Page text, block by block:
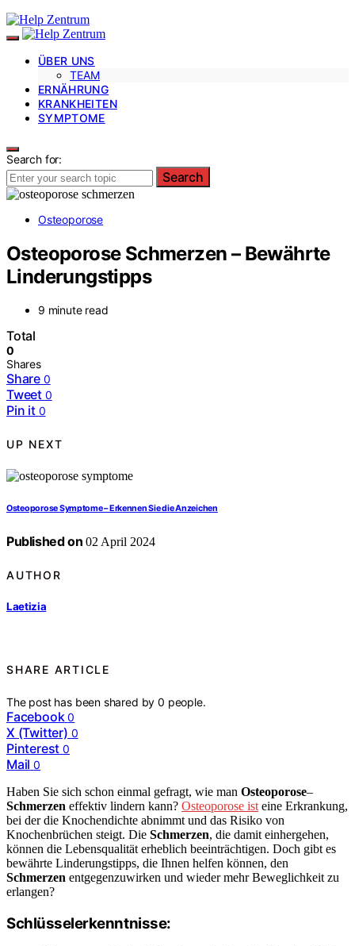
ÜBER UNS
TEAM
ERNÄHRUNG
KRANKHEITEN
SYMPTOME
Search for:
Search
Osteoporose
Osteoporose Schmerzen – Bewährte
Linderungstipps
9 minute read
Total
0
Shares
Share 0
Tweet 0
Pin it 0
UP NEXT
Osteoporose Symptome – Erkennen Sie die Anzeichen
Published on 02 April 2024
AUTHOR
Laetizia
SHARE ARTICLE
The post has been shared by0 people.
Facebook 0
X (Twitter) 0
Pinterest 0
Mail 0
Haben Sie sich schon einmal gefragt, wie man Osteoporose–
Schmerzen effektiv lindern kann? Osteoporose ist eine Erkrankung,
bei der die Knochendichte abnimmt und das Risiko von
Knochenbrüchen steigt. Die Schmerzen, die damit einhergehen,
können die Lebensqualität erheblich beeinträchtigen. Doch gibt es
bewährte Linderungstipps, die Ihnen helfen können, den
Schmerzen entgegenzuwirken und wieder mehr Beweglichkeit zu
erlangen?
Schlüsselerkenntnisse: